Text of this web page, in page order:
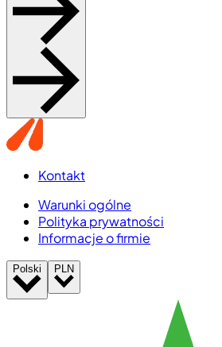
Kontakt
Warunki ogólne
Polityka prywatności
Informacje o firmie
Polski PLN